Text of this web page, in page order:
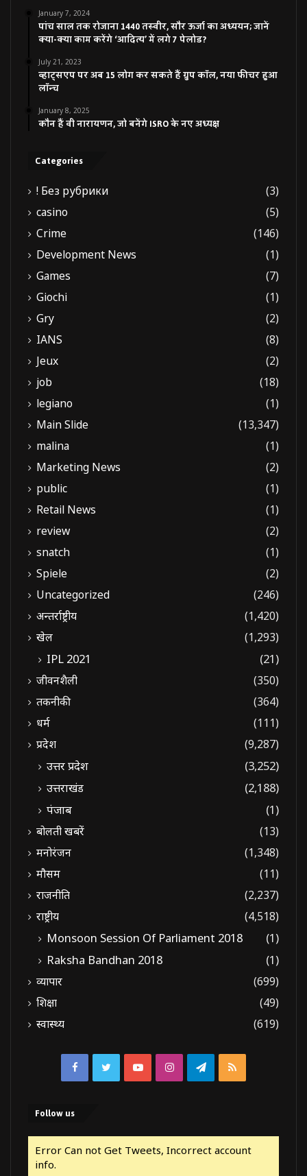
January 7, 2024
पांच साल तक रोजाना 1440 तस्वीर, सौर ऊर्जा का अध्ययन; जानें
क्या-क्या काम करेंगे ‘आदित्य’ में लगे 7 पेलोड?
July 21, 2023
व्हाट्सएप पर अब 15 लोग कर सकते हैं ग्रुप कॉल, नया फीचर हुआ
लॉन्च
January 8, 2025
कौन हैं वी नारायणन, जो बनेंगे ISRO के नए अध्यक्ष
Categories
! Без рубрики
(3)
casino
(5)
Crime
(146)
Development News
(1)
Games
(7)
Giochi
(1)
Gry
(2)
IANS
(8)
Jeux
(2)
job
(18)
legiano
(1)
Main Slide
(13,347)
malina
(1)
Marketing News
(2)
public
(1)
Retail News
(1)
review
(2)
snatch
(1)
Spiele
(2)
Uncategorized
(246)
अन्तर्राष्ट्रीय
(1,420)
खेल
(1,293)
IPL 2021 (21)
जीवनशैली
(350)
तकनीकी
(364)
धर्म
(111)
प्रदेश
(9,287)
उत्तर प्रदेश
(3,252)
उत्तराखंड
(2,188)
पंजाब
(1)
बोलती खबरें
(13)
मनोरंजन
(1,348)
मौसम
(11)
राजनीति
(2,237)
राष्ट्रीय
(4,518)
Monsoon Session Of Parliament 2018
(1)
Raksha Bandhan 2018
(1)
व्यापार
(699)
शिक्षा
(49)
स्वास्थ्य
(619)
FacebookTwitterYouTubeInstagramTelegram
RSS
Follow us
Error Can not Get Tweets, Incorrect account
info.